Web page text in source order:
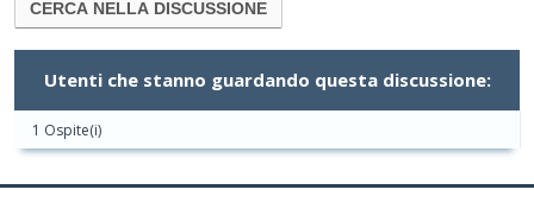
Utenti che stanno guardando questa discussione:
1 Ospite(i)